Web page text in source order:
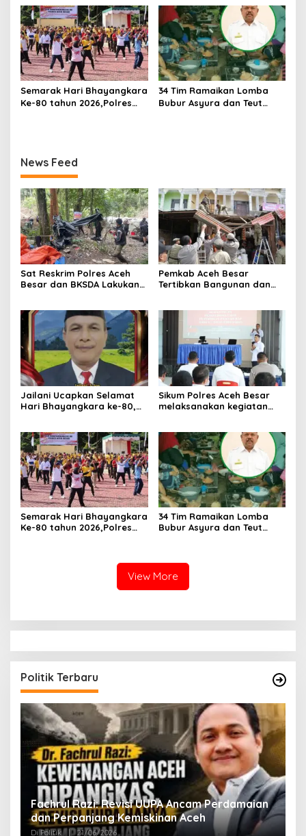
Mengabdi untuk
Masyarakat
Penyelidikan, Penyidikan,
dan Praperadilan Menurut
KUHP dan KUHAP Baru
Semarak Hari Bhayangkara
Ke-80 tahun 2026,Polres
34 Tim Ramaikan Lomba
Bubur Asyura dan Teut
News Feed
Sat Reskrim Polres Aceh
Besar dan BKSDA Lakukan
Emas Tanpa Izin Di
Kawasan Hutan Jantho
Pemkab Aceh Besar
Tertibkan Bangunan dan
Jailani Ucapkan Selamat
Hari Bhayangkara ke-80,
Masyarakat
Sikum Polres Aceh Besar
melaksanakan kegiatan
dan Praperadilan Menurut
KUHP dan KUHAP Baru
Semarak Hari Bhayangkara
Ke-80 tahun 2026,Polres
34 Tim Ramaikan Lomba
Bubur Asyura dan Teut
View More
Politik Terbaru
Fachrul Razi: Revisi UUPA Ancam Perdamaian
dan Perpanjang Kemiskinan Aceh
Di Politik | 21/06/2026